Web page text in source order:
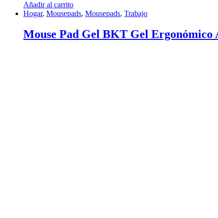
Añadir al carrito
Hogar, Mousepads, Mousepads, Trabajo
Mouse Pad Gel BKT Gel Ergonómico